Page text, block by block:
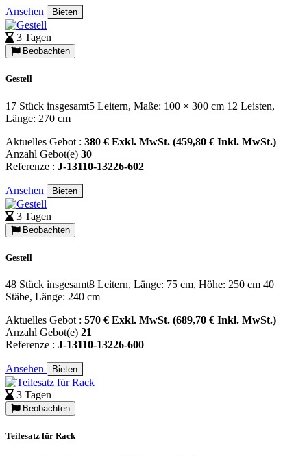
Ansehen Bieten
3 Tagen
Beobachten
Gestell
17 Stück insgesamt5 Leitern, Maße: 100 × 300 cm 12 Leisten,
Länge: 270 cm
Aktuelles Gebot : 380 € Exkl. MwSt. (459,80 € Inkl. MwSt.)
Anzahl Gebot(e) 30
Referenze : J-13110-13226-602
Ansehen Bieten
3 Tagen
Beobachten
Gestell
48 Stück insgesamt8 Leitern, Länge: 75 cm, Höhe: 250 cm 40
Stäbe, Länge: 240 cm
Aktuelles Gebot : 570 € Exkl. MwSt. (689,70 € Inkl. MwSt.)
Anzahl Gebot(e) 21
Referenze : J-13110-13226-600
Ansehen Bieten
3 Tagen
Beobachten
Teilesatz für Rack